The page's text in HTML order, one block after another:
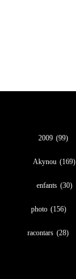
2009 (99)
Akynou (169)
enfants (30)
photo (156)
racontars (28)